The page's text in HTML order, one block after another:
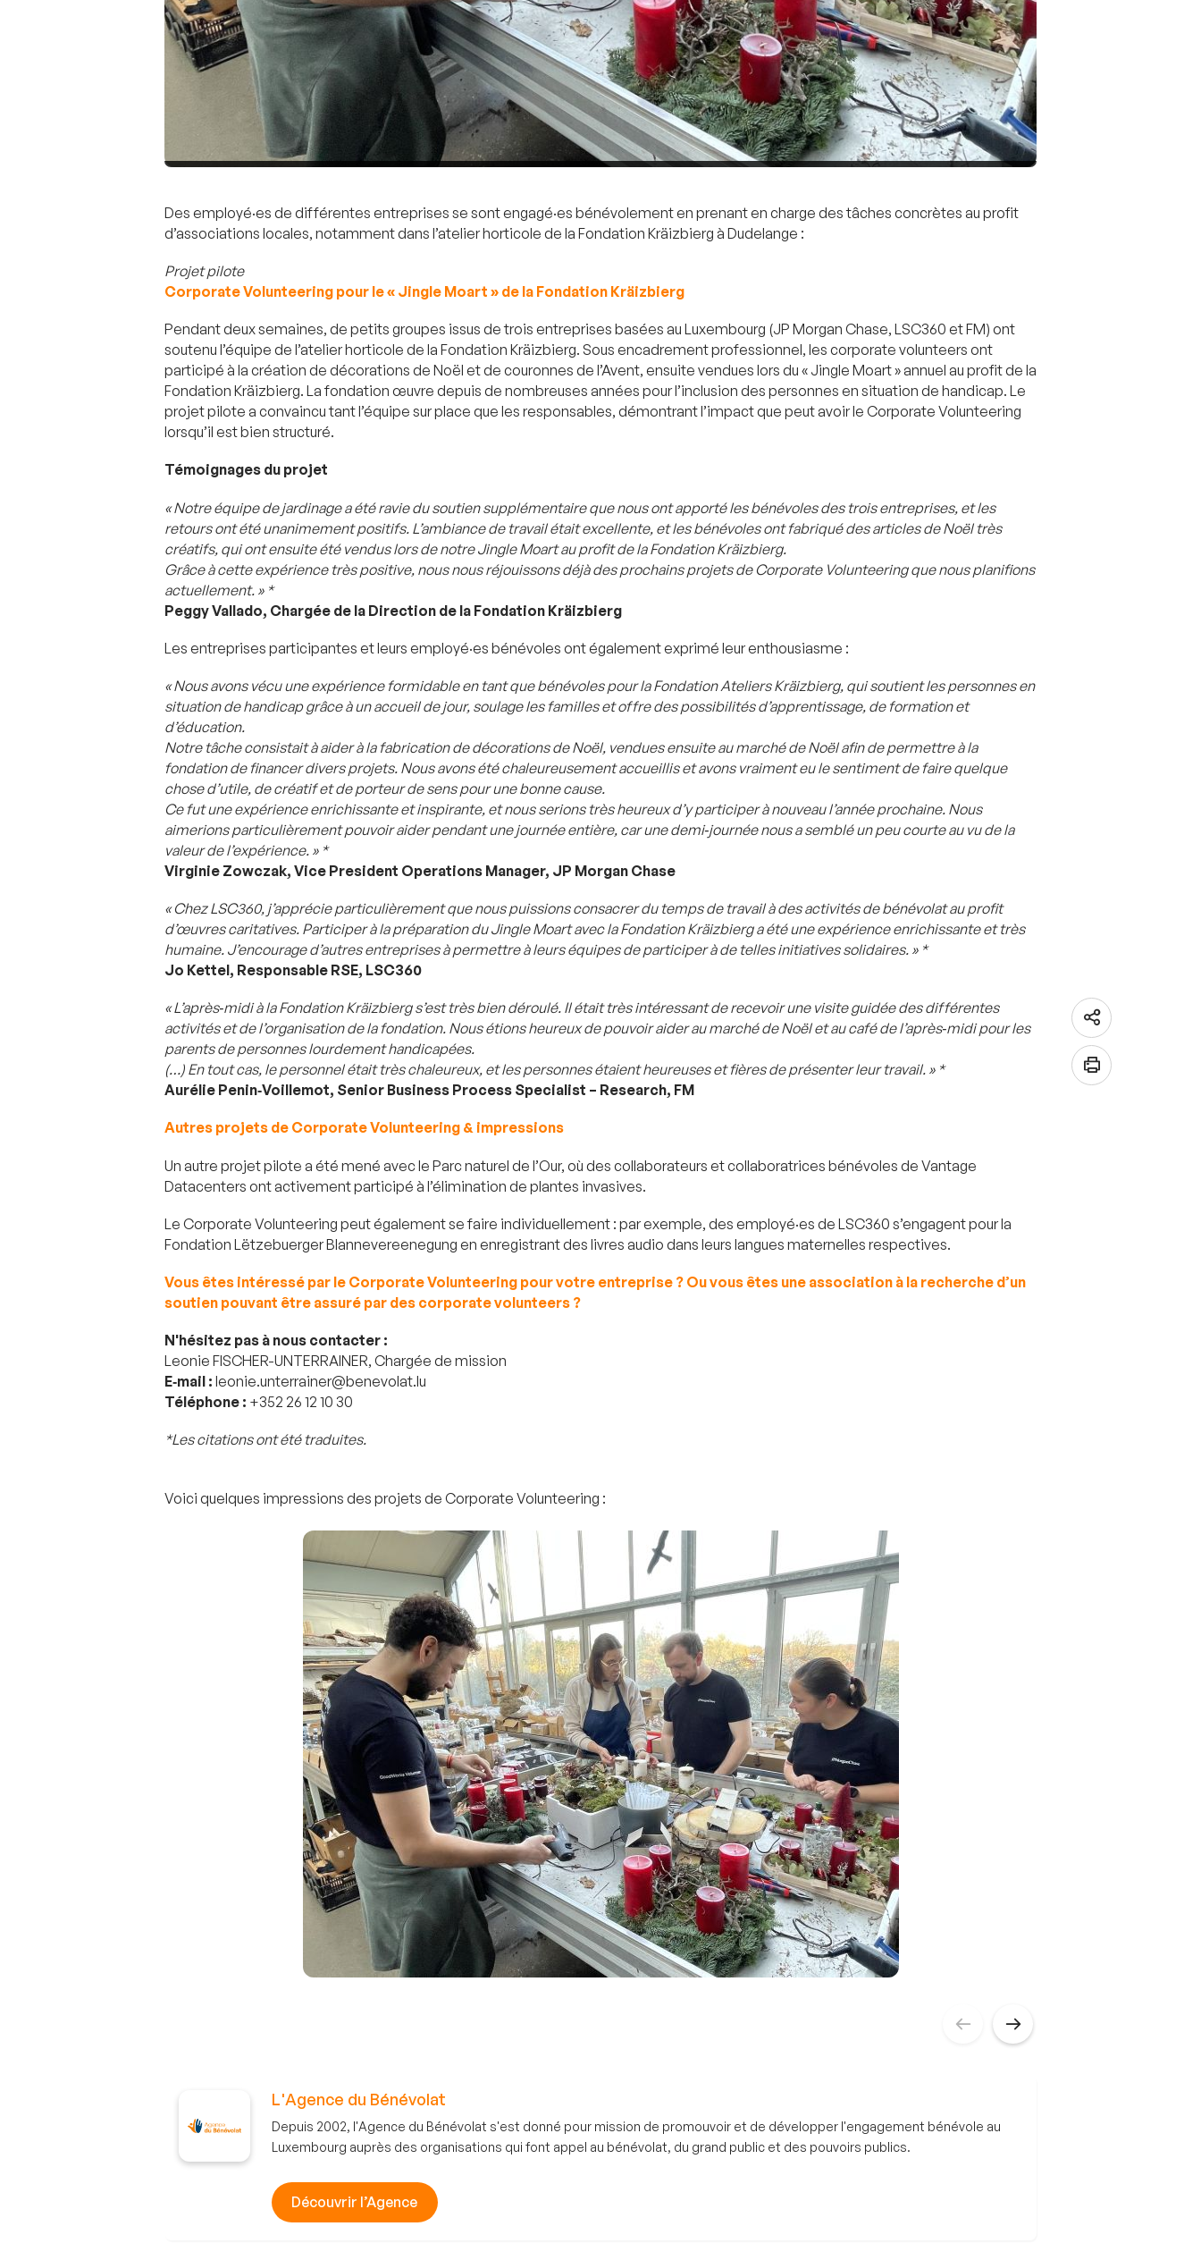
Des employé·es de différentes entreprises se sont engagé·es bénévolement en prenant en charge des tâches concrètes au profit
d’associations locales, notamment dans l’atelier horticole de la Fondation Kräizbierg à Dudelange :
Projet pilote
Corporate Volunteering pour le « Jingle Moart » de la Fondation Kräizbierg
Pendant deux semaines, de petits groupes issus de trois entreprises basées au Luxembourg (JP Morgan Chase, LSC360 et FM) ont
soutenu l’équipe de l’atelier horticole de la Fondation Kräizbierg. Sous encadrement professionnel, les corporate volunteers ont
participé à la création de décorations de Noël et de couronnes de l’Avent, ensuite vendues lors du « Jingle Moart » annuel au profit de la
Fondation Kräizbierg. La fondation œuvre depuis de nombreuses années pour l’inclusion des personnes en situation de handicap. Le
projet pilote a convaincu tant l’équipe sur place que les responsables, démontrant l’impact que peut avoir le Corporate Volunteering
lorsqu’il est bien structuré.
Témoignages du projet
« Notre équipe de jardinage a été ravie du soutien supplémentaire que nous ont apporté les bénévoles des trois entreprises, et les
retours ont été unanimement positifs. L’ambiance de travail était excellente, et les bénévoles ont fabriqué des articles de Noël très
créatifs, qui ont ensuite été vendus lors de notre Jingle Moart au profit de la Fondation Kräizbierg.
Grâce à cette expérience très positive, nous nous réjouissons déjà des prochains projets de Corporate Volunteering que nous planifions
actuellement. » *
Peggy Vallado, Chargée de la Direction de la Fondation Kräizbierg
Les entreprises participantes et leurs employé·es bénévoles ont également exprimé leur enthousiasme :
« Nous avons vécu une expérience formidable en tant que bénévoles pour la Fondation Ateliers Kräizbierg, qui soutient les personnes en
situation de handicap grâce à un accueil de jour, soulage les familles et offre des possibilités d’apprentissage, de formation et
d’éducation.
Notre tâche consistait à aider à la fabrication de décorations de Noël, vendues ensuite au marché de Noël afin de permettre à la
fondation de financer divers projets. Nous avons été chaleureusement accueillis et avons vraiment eu le sentiment de faire quelque
chose d’utile, de créatif et de porteur de sens pour une bonne cause.
Ce fut une expérience enrichissante et inspirante, et nous serions très heureux d’y participer à nouveau l’année prochaine. Nous
aimerions particulièrement pouvoir aider pendant une journée entière, car une demi‑journée nous a semblé un peu courte au vu de la
valeur de l’expérience. » *
Virginie Zowczak, Vice President Operations Manager, JP Morgan Chase
« Chez LSC360, j’apprécie particulièrement que nous puissions consacrer du temps de travail à des activités de bénévolat au profit
d’œuvres caritatives. Participer à la préparation du Jingle Moart avec la Fondation Kräizbierg a été une expérience enrichissante et très
humaine. J’encourage d’autres entreprises à permettre à leurs équipes de participer à de telles initiatives solidaires. » *
Jo Kettel, Responsable RSE, LSC360
« L’après‑midi à la Fondation Kräizbierg s’est très bien déroulé. Il était très intéressant de recevoir une visite guidée des différentes
activités et de l’organisation de la fondation. Nous étions heureux de pouvoir aider au marché de Noël et au café de l’après‑midi pour les
parents de personnes lourdement handicapées.
(…) En tout cas, le personnel était très chaleureux, et les personnes étaient heureuses et fières de présenter leur travail. » *
Aurélie Penin‑Voillemot, Senior Business Process Specialist – Research, FM
Autres projets de Corporate Volunteering & impressions
Un autre projet pilote a été mené avec le Parc naturel de l’Our, où des collaborateurs et collaboratrices bénévoles de Vantage
Datacenters ont activement participé à l’élimination de plantes invasives.
Le Corporate Volunteering peut également se faire individuellement : par exemple, des employé·es de LSC360 s’engagent pour la
Fondation Lëtzebuerger Blannevereenegung en enregistrant des livres audio dans leurs langues maternelles respectives.
Vous êtes intéressé par le Corporate Volunteering pour votre entreprise ? Ou vous êtes une association à la recherche d’un
soutien pouvant être assuré par des corporate volunteers ?
N'hésitez pas à nous contacter :
Leonie FISCHER-UNTERRAINER, Chargée de mission
E‑mail : leonie.unterrainer@benevolat.lu
Téléphone : +352 26 12 10 30
*Les citations ont été traduites.
Voici quelques impressions des projets de Corporate Volunteering :
L'Agence du Bénévolat
Depuis 2002, l'Agence du Bénévolat s'est donné pour mission de promouvoir et de développer l'engagement bénévole au
Luxembourg auprès des organisations qui font appel au bénévolat, du grand public et des pouvoirs publics.
Découvrir l’Agence